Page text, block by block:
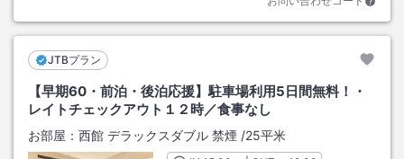
JTBプラン
【早期60・前泊・後泊応援】駐車場利用5日間無料！・
レイトチェックアウト１２時／食事なし
お部屋： 西館 デラックスダブル 禁煙 /25平米